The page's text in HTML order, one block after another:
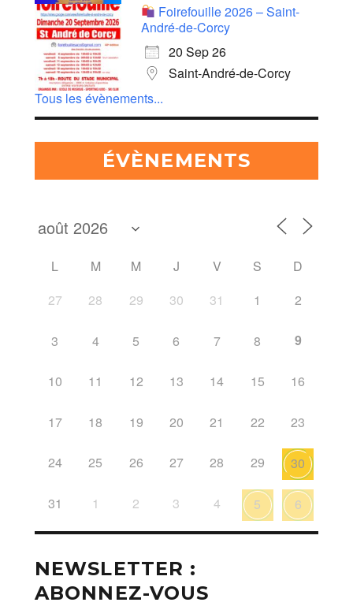
Foirefouille 2026 – Saint-
André-de-Corcy
20 Sep 26
Saint-André-de-Corcy
Tous les évènements...
ÉVÈNEMENTS
L M M J V S
D
27
28 29 30 31 1 2
3 4 5 6 7 8 9
10 11 12 13 14 15 16
17 18 19 20 21 22 23
24 25 26 27 28 29 30
31 1 2 3 4 5 6
NEWSLETTER :
ABONNEZ-VOUS